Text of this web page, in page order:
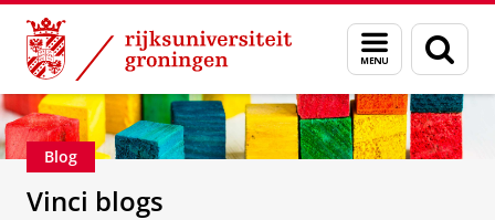
Skip
Content
Skip
Navigation
Menu
en
zoeken
Department of Innovation Management &
Blog
Vinci blogs